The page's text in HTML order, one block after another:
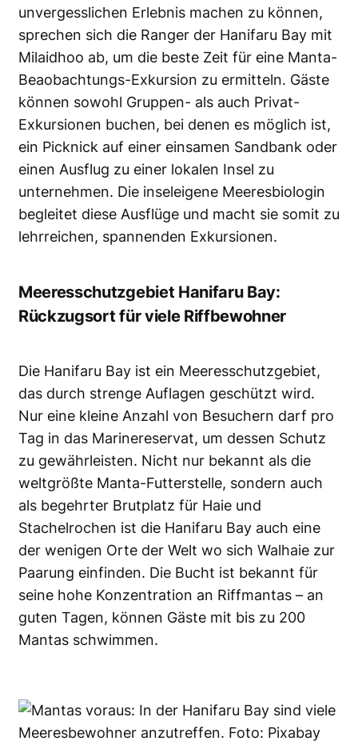
unvergesslichen Erlebnis machen zu können,
sprechen sich die Ranger der Hanifaru Bay mit
Milaidhoo ab, um die beste Zeit für eine Manta-
Beaobachtungs-Exkursion zu ermitteln. Gäste
können sowohl Gruppen- als auch Privat-
Exkursionen buchen, bei denen es möglich ist,
ein Picknick auf einer einsamen Sandbank oder
einen Ausflug zu einer lokalen Insel zu
unternehmen. Die inseleigene Meeresbiologin
begleitet diese Ausflüge und macht sie somit zu
lehrreichen, spannenden Exkursionen.
Meeresschutzgebiet Hanifaru Bay:
Rückzugsort für viele Riffbewohner
Die Hanifaru Bay ist ein Meeresschutzgebiet,
das durch strenge Auflagen geschützt wird.
Nur eine kleine Anzahl von Besuchern darf pro
Tag in das Marinereservat, um dessen Schutz
zu gewährleisten. Nicht nur bekannt als die
weltgrößte Manta-Futterstelle, sondern auch
als begehrter Brutplatz für Haie und
Stachelrochen ist die Hanifaru Bay auch eine
der wenigen Orte der Welt wo sich Walhaie zur
Paarung einfinden. Die Bucht ist bekannt für
seine hohe Konzentration an Riffmantas – an
guten Tagen, können Gäste mit bis zu 200
Mantas schwimmen.